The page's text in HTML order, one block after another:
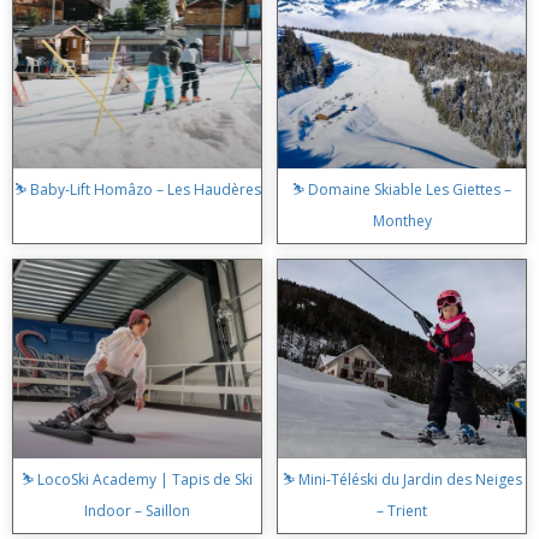
⛷️ Baby-Lift Homâzo – Les Haudères
⛷️ Domaine Skiable Les Giettes –
Monthey
⛷️ LocoSki Academy | Tapis de Ski
Indoor – Saillon
⛷️ Mini-Téléski du Jardin des Neiges
– Trient